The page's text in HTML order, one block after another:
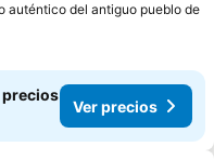
auténtico del antiguo pueblo de
precios
Ver precios